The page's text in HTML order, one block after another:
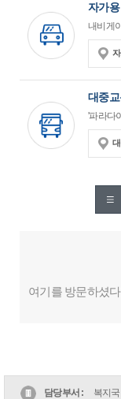
자가용
내비게
대중교
'파라다
여기를 방문하셨
담당부서 : 복지